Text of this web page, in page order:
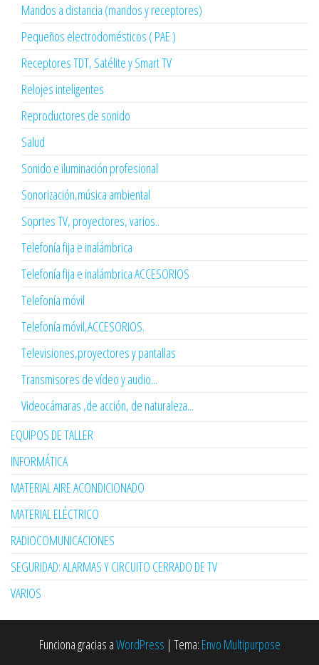
Mandos a distancia (mandos y receptores)
Pequeños electrodomésticos ( PAE )
Receptores TDT, Satélite y Smart TV
Relojes inteligentes
Reproductores de sonido
Salud
Sonido e iluminación profesional
Sonorización,música ambiental
Soprtes TV, proyectores, varios..
Telefonía fija e inalámbrica
Telefonía fija e inalámbrica ACCESORIOS
Telefonía móvil
Telefonía móvil,ACCESORIOS.
Televisiones,proyectores y pantallas
Transmisores de vídeo y audio...
Videocámaras ,de acción, de naturaleza...
EQUIPOS DE TALLER
INFORMÁTICA
MATERIAL AIRE ACONDICIONADO
MATERIAL ELÉCTRICO
RADIOCOMUNICACIONES
SEGURIDAD: ALARMAS Y CIRCUITO CERRADO DE TV
VARIOS
Funciona gracias aWordPress | Tema: Envo Multipurpose